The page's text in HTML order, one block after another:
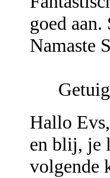
goed
Namaste
Hallo
en blij, je
volgende